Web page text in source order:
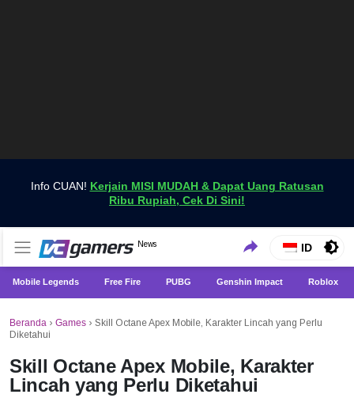
Info CUAN! Kerjain MISI MUDAH & Dapat Uang Ratusan
Ribu Rupiah, Cek Di Sini!
VCGamers News
News
Dapatkan Berita Games Terbaru Hanya di VCGamers
ID
Mobile Legends Free Fire PUBG Genshin Impact Roblox
Beranda › Games › Skill Octane Apex Mobile, Karakter Lincah yang Perlu
Diketahui
Skill Octane Apex Mobile, Karakter
Lincah yang Perlu Diketahui